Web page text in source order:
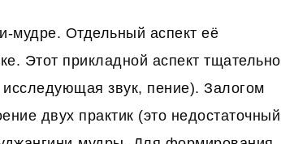
мудре. Отдельный аспект её
Этот прикладной аспект тщательно
звук, пение). Залогом
двух практик (это недостаточный